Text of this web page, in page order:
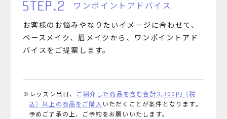
ワンポイントアドバイス
お客様のお悩みやなりたいイメージに合わせて、
ベースメイク、眉メイクから、ワンポイントアド
バイスをご提案します。
※レッスン当日、 ご紹介した商品を含む合計3,300円（税
込）以上の商品をご購入 いただくことが条件となります。
予めご了承の上、ご予約をお願いいたします。